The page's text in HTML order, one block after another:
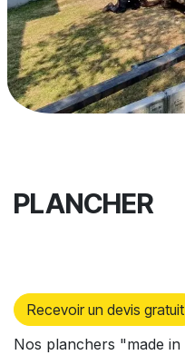
PLANCHER
Recevoir un devis gratuit
Nos planchers "made in